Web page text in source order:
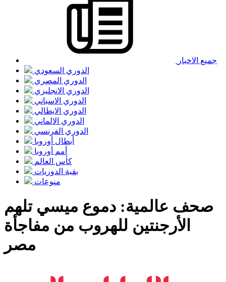
جميع الاخبار
الدوري السعودي
الدوري المصري
الدوري الانجليزي
الدوري الاسباني
الدوري الايطالي
الدوري الالماني
الدوري الفرنسي
أبطال أوروبا
أمم أوروبا
كأس ​​العالم
بقية الدوريات
منوعات
صحف عالمية: دموع ميسي تلهم
الأرجنتين للهروب من مفاجأة
مصر